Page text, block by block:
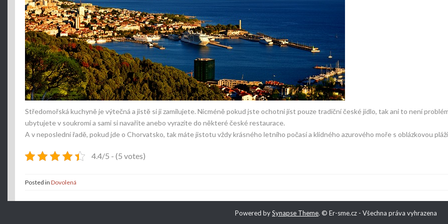
Středomořská kuchyně je výtečná a jistě si ji zamilujete. Nicméně pokud jste ochotni jíst pouze tradiční české jídlo, tak ani to není
ubytujete v soukromí a sami si navaříte anebo vyrazíte do některé české restaurace.
A v neposlední řadě, pokud jde o Chorvatsko, tak máte jistotu vždy krásného letního počasí a klidného azurového moře s oblázkovou
4.4/5 - (5 votes)
Posted in Dovolená
Powered bySynapse Theme. © Er-sme.cz - Všechna práva vyhrazena